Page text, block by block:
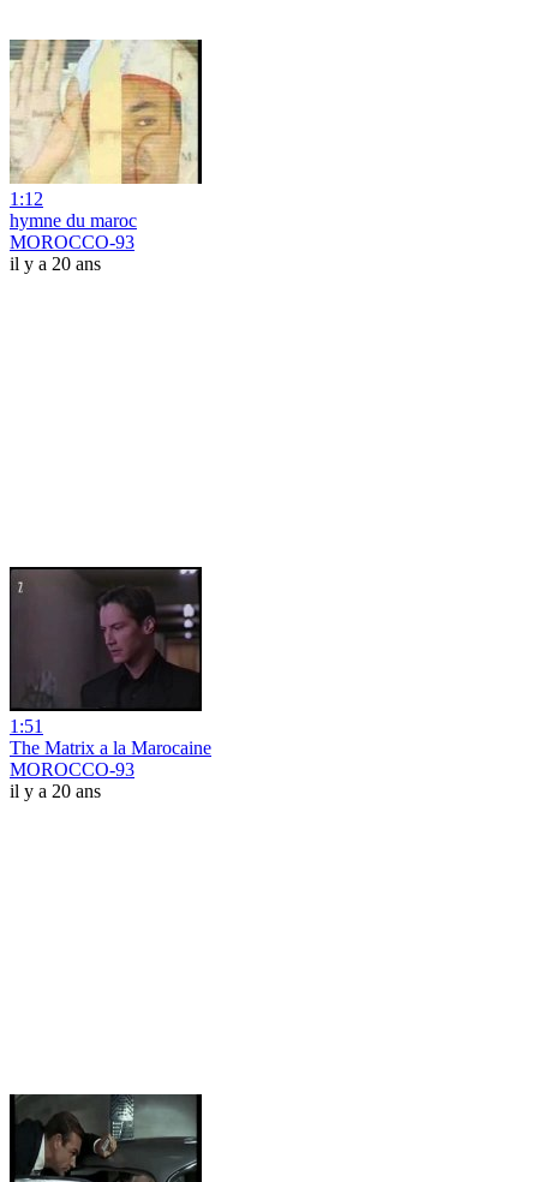
1:12
hymne du maroc
MOROCCO-93
il y a 20 ans
1:51
The Matrix a la Marocaine
MOROCCO-93
il y a 20 ans